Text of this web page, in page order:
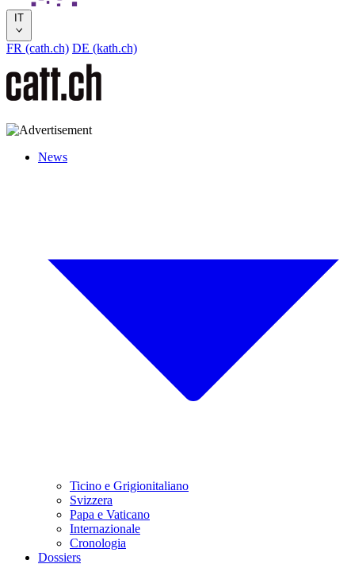
IT
FR (cath.ch) DE (kath.ch)
News
Ticino e Grigionitaliano
Svizzera
Papa e Vaticano
Internazionale
Cronologia
Dossiers